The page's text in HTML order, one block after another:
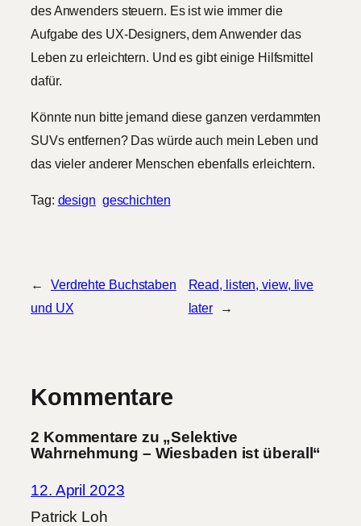
des Anwenders steuern. Es ist wie immer die
Aufgabe des UX-Designers, dem Anwender das
Leben zu erleichtern. Und es gibt einige Hilfsmittel
dafür.
Könnte nun bitte jemand diese ganzen verdammten
SUVs entfernen? Das würde auch mein Leben und
das vieler anderer Menschen ebenfalls erleichtern.
Tag: design geschichten
←
Verdrehte Buchstaben
und UX
Read, listen, view, live
later
→
Kommentare
2 Kommentare zu „Selektive
Wahrnehmung – Wiesbaden ist überall“
12. April 2023
Patrick Loh